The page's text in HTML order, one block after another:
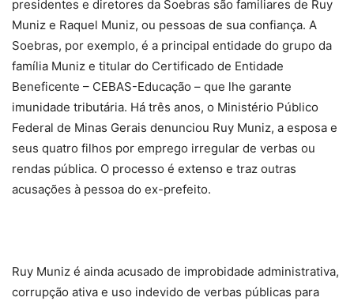
presidentes e diretores da Soebras são familiares de Ruy
Muniz e Raquel Muniz, ou pessoas de sua confiança. A
Soebras, por exemplo, é a principal entidade do grupo da
família Muniz e titular do Certificado de Entidade
Beneficente – CEBAS-Educação – que lhe garante
imunidade tributária. Há três anos, o Ministério Público
Federal de Minas Gerais denunciou Ruy Muniz, a esposa e
seus quatro filhos por emprego irregular de verbas ou
rendas pública. O processo é extenso e traz outras
acusações à pessoa do ex-prefeito.
Ruy Muniz é ainda acusado de improbidade administrativa,
corrupção ativa e uso indevido de verbas públicas para